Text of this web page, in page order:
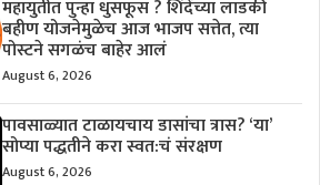
महायुतीत पुन्हा धुसफूस ? शिंदेंच्या लाडकी
बहीण योजनेमुळेच आज भाजप सत्तेत, त्या
पोस्टने सगळंच बाहेर आलं
August 6, 2026
पावसाळ्यात टाळायचाय डासांचा त्रास? ‘या’
सोप्या पद्धतीने करा स्वत:चं संरक्षण
August 6, 2026